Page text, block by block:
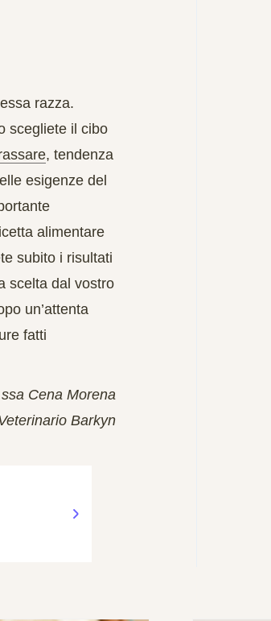
razza.
scegliete il cibo
, tendenza
esigenze del
alimentare
subito i risultati
scelta dal vostro
un’attenta
fatti
Cena Morena
Barkyn